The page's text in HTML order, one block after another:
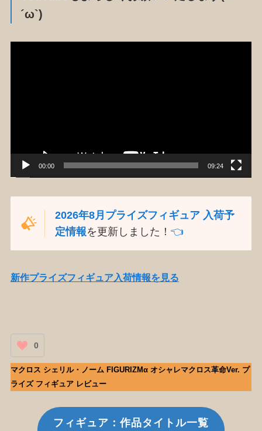
´ω`)
00:00 09:24
2026年8月プライズフィギュア 入荷予
定情報を更新しました！👈️
新作プライズフィギュア入荷情報を見る
0
マクロス シェリル・ノーム FIGURIZMα オシャレマクロス革命Ver. プ
ライズ フィギュア レビュー
フィギュア：作品タイトル一覧